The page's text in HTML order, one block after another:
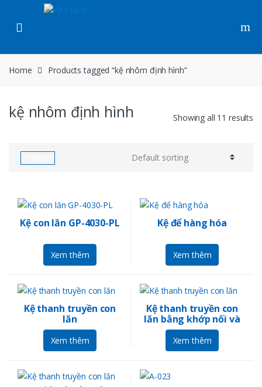
Skip to navigation
Skip to content
Home Products tagged “kệ nhôm định hình”
kệ nhôm định hình Showing all 11 results
Kệ con lăn GP-4030-PL
Xem thêm
Kệ để hàng hóa
Xem thêm
Kệ thanh truyền con
lăn
Xem thêm
Kệ thanh truyền con
lăn bằng khớp nối và
ống ABS
Xem thêm